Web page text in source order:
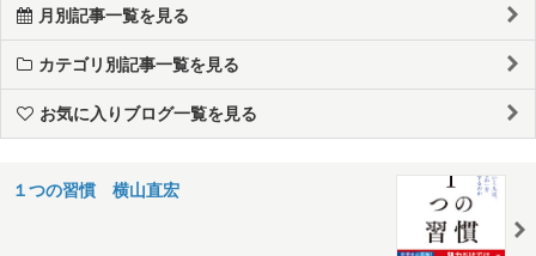
月別記事一覧を見る
カテゴリ別記事一覧を見る
お気に入りブログ一覧を見る
１つの習慣 横山直宏